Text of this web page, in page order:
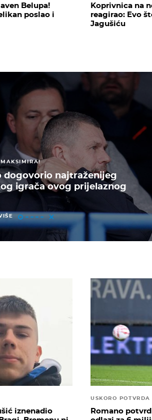
Belupa!
poslao i
Koprivnica na
reagirao: Evo
Jagušiću
dogovorio najtraženijeg
igrača ovog prijelaznog
iznenadio
USKORO POTVRDA
Romano